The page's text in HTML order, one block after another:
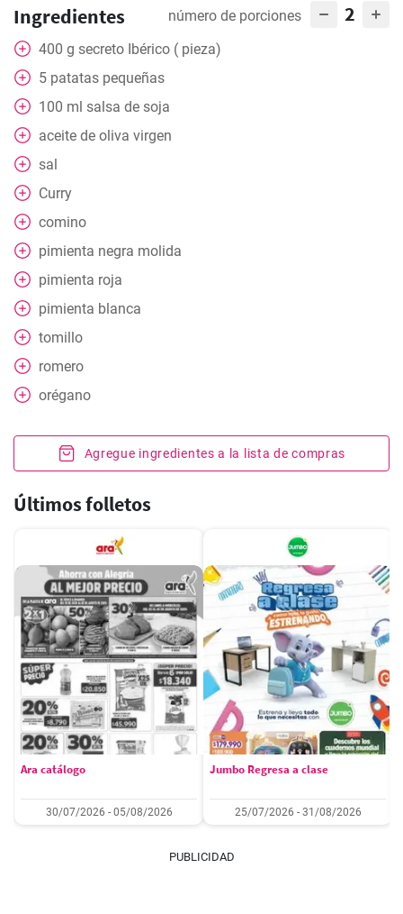
Ingredientes número de porciones 2
400 g secreto Ibérico ( pieza)
5 patatas pequeñas
100 ml salsa de soja
aceite de oliva virgen
sal
Curry
comino
pimienta negra molida
pimienta roja
pimienta blanca
tomillo
romero
orégano
Agregue ingredientes a la lista de compras
Últimos folletos
Ara catálogo
30/07/2026 - 05/08/2026
Jumbo Regresa a clase
25/07/2026 - 31/08/2026
PUBLICIDAD